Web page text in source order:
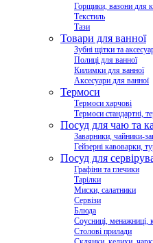
Горщики, вазони для
Текстиль
Тази
Товари для ванної
Зубні щітки та
Полиці для ванної
Килимки для ванної
Аксесуари для ванної
Термоси
Термоси харчові
Термоси стандартні,
Посуд для чаю та
Заварники, чайники-
Гейзерні кавоварки,
Посуд для
Графіни та глечики
Тарілки
Миски, салатники
Сервізи
Блюда
Соусниці, менажниці,
Столові прилади